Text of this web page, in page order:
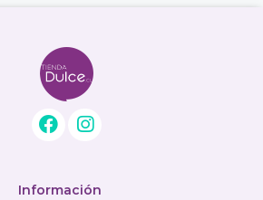
Información